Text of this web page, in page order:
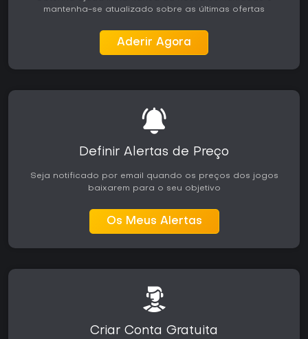
mantenha-se atualizado sobre as últimas ofertas
Aderir Agora
Definir Alertas de Preço
Seja notificado por email quando os preços dos jogos
baixarem para o seu objetivo
Os Meus Alertas
Criar Conta Gratuita